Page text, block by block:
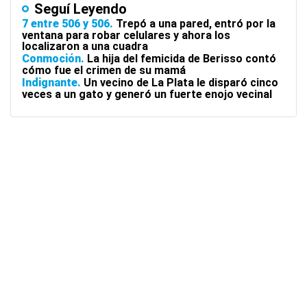
Seguí Leyendo
7 entre 506 y 506 Trepó a una pared, entró por la
ventana para robar celulares y ahora los
localizaron a una cuadra
Conmoción La hija del femicida de Berisso contó
cómo fue el crimen de su mamá
Indignante Un vecino de La Plata le disparó cinco
veces a un gato y generó un fuerte enojo vecinal